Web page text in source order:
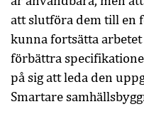
att slutföra dem till en
kunna fortsätta
förbättra
på sig att leda den
Smartare